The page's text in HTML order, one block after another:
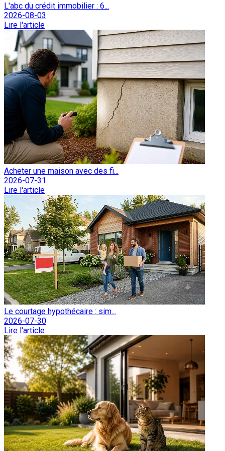
L'abc du crédit immobilier : 6...
2026-08-03
Lire l'article
Acheter une maison avec des fi...
2026-07-31
Lire l'article
Le courtage hypothécaire : sim...
2026-07-30
Lire l'article